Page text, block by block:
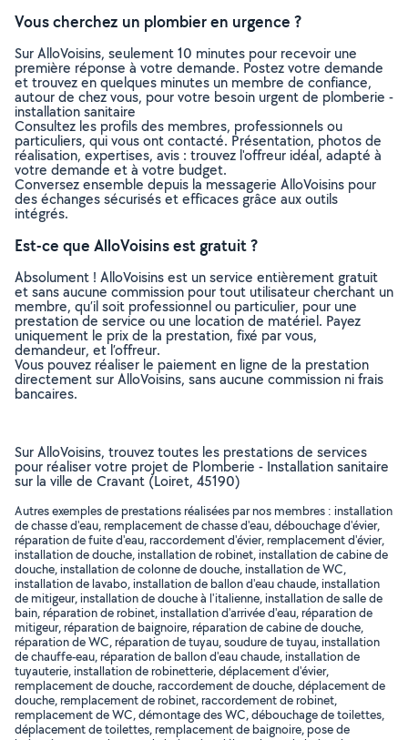
Vous cherchez un plombier en urgence ?
Sur AlloVoisins, seulement 10 minutes pour recevoir une
première réponse à votre demande. Postez votre demande
et trouvez en quelques minutes un membre de confiance,
autour de chez vous, pour votre besoin urgent de plomberie -
installation sanitaire
Consultez les profils des membres, professionnels ou
particuliers, qui vous ont contacté. Présentation, photos de
réalisation, expertises, avis : trouvez l'offreur idéal, adapté à
votre demande et à votre budget.
Conversez ensemble depuis la messagerie AlloVoisins pour
des échanges sécurisés et efficaces grâce aux outils
intégrés.
Est-ce que AlloVoisins est gratuit ?
Absolument ! AlloVoisins est un service entièrement gratuit
et sans aucune commission pour tout utilisateur cherchant un
membre, qu’il soit professionnel ou particulier, pour une
prestation de service ou une location de matériel. Payez
uniquement le prix de la prestation, fixé par vous,
demandeur, et l’offreur.
Vous pouvez réaliser le paiement en ligne de la prestation
directement sur AlloVoisins, sans aucune commission ni frais
bancaires.
Sur AlloVoisins, trouvez toutes les prestations de services
pour réaliser votre projet de Plomberie - Installation sanitaire
sur la ville de Cravant (Loiret, 45190)
Autres exemples de prestations réalisées par nos membres : installation
de chasse d'eau, remplacement de chasse d'eau, débouchage d'évier,
réparation de fuite d'eau, raccordement d'évier, remplacement d'évier,
installation de douche, installation de robinet, installation de cabine de
douche, installation de colonne de douche, installation de WC,
installation de lavabo, installation de ballon d'eau chaude, installation
de mitigeur, installation de douche à l'italienne, installation de salle de
bain, réparation de robinet, installation d'arrivée d'eau, réparation de
mitigeur, réparation de baignoire, réparation de cabine de douche,
réparation de WC, réparation de tuyau, soudure de tuyau, installation
de chauffe-eau, réparation de ballon d'eau chaude, installation de
tuyauterie, installation de robinetterie, déplacement d'évier,
remplacement de douche, raccordement de douche, déplacement de
douche, remplacement de robinet, raccordement de robinet,
remplacement de WC, démontage des WC, débouchage de toilettes,
déplacement de toilettes, remplacement de baignoire, pose de